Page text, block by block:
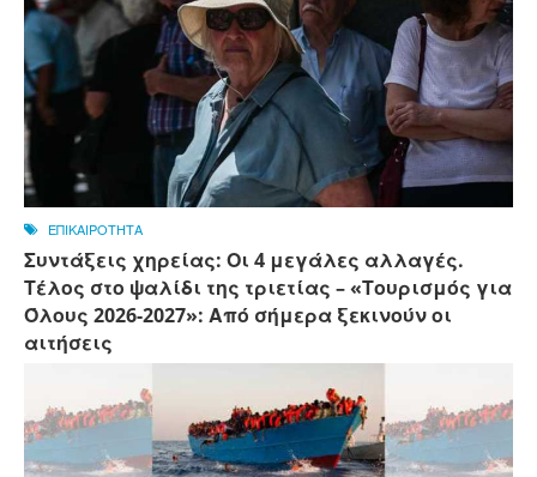
ΕΠΙΚΑΙΡΟΤΗΤΑ
Συντάξεις χηρείας: Οι 4 μεγάλες αλλαγές.
Τέλος στο ψαλίδι της τριετίας – «Τουρισμός για
Όλους 2026-2027»: Από σήμερα ξεκινούν οι
αιτήσεις